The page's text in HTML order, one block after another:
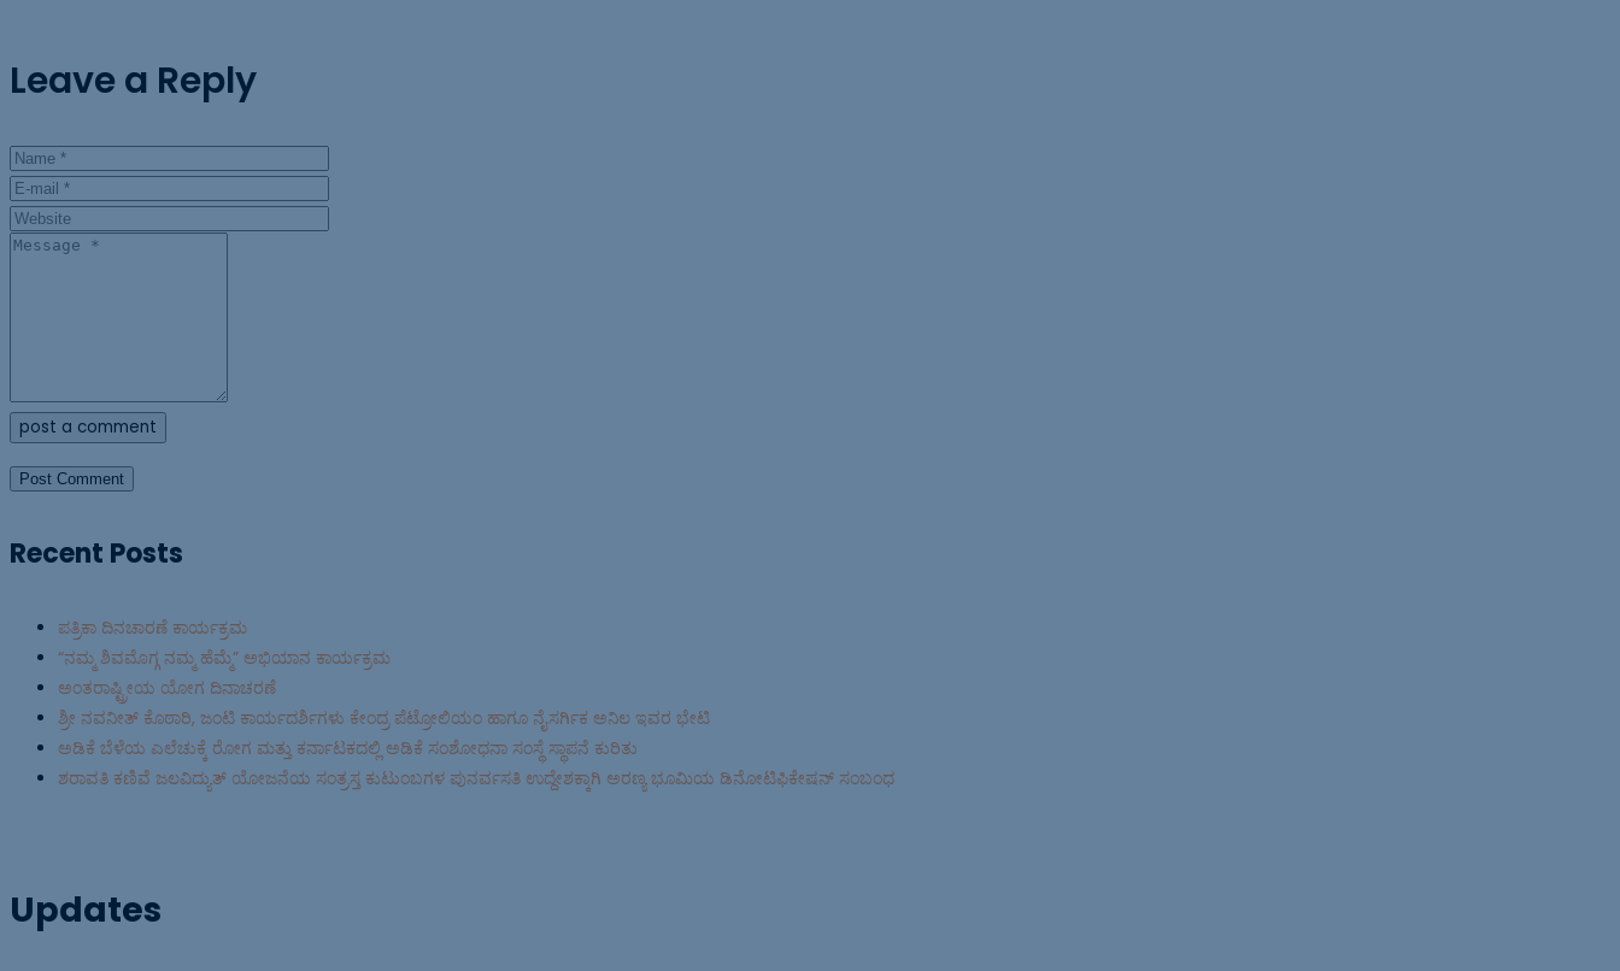
Leave a Reply
post a comment
Recent Posts
ಪತ್ರಿಕಾ ದಿನಚಾರಣೆ ಕಾರ್ಯಕ್ರಮ
“ನಮ್ಮ ಶಿವಮೊಗ್ಗ ನಮ್ಮ ಹೆಮ್ಮೆ” ಅಭಿಯಾನ ಕಾರ್ಯಕ್ರಮ
ಅಂತರಾಷ್ಟ್ರೀಯ ಯೋಗ ದಿನಾಚರಣೆ
ಶ್ರೀ ನವನೀತ್ ಕೊಠಾರಿ, ಜಂಟಿ ಕಾರ್ಯದರ್ಶಿಗಳು ಕೇಂದ್ರ ಪೆಟ್ರೋಲಿಯಂ ಹಾಗೂ ನೈಸರ್ಗಿಕ ಅನಿಲ ಇವರ ಭೇಟಿ
ಅಡಿಕೆ ಬೆಳೆಯ ಎಲೆಚುಕ್ಕೆ ರೋಗ ಮತ್ತು ಕರ್ನಾಟಕದಲ್ಲಿ ಅಡಿಕೆ ಸಂಶೋಧನಾ ಸಂಸ್ಥೆ ಸ್ಥಾಪನೆ ಕುರಿತು
ಶರಾವತಿ ಕಣಿವೆ ಜಲವಿದ್ಯುತ್ ಯೋಜನೆಯ ಸಂತ್ರಸ್ತ ಕುಟುಂಬಗಳ ಪುನರ್ವಸತಿ ಉದ್ದೇಶಕ್ಕಾಗಿ ಅರಣ್ಯ ಭೂಮಿಯ ಡಿನೋಟಿಫಿಕೇಷನ್ ಸಂಬಂಧ
Updates